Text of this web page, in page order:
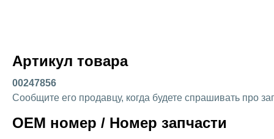
Артикул товара
00247856
Сообщите его продавцу, когда будете спрашивать про
OEM номер / Номер запчасти